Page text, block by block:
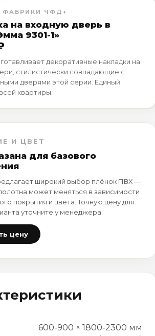
ФАБРИКИ ЧФД+
на входную дверь в
9301-1»
декоративные накладки на
стилистически совпадающие с
дверями этой серии. Единый
квартиры.
И ЦВЕТ
для базового
широкий выбор плёнок ПВХ —
может меняться в зависимости
покрытия и цвета. Точную цену для
уточните у менеджера.
цену
600-900 × 1800-2300 мм